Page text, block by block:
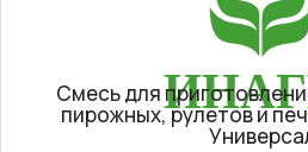
Смесь для
пирожных, рулетов и